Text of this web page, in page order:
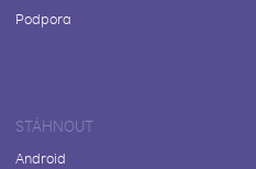
Podpora
STÁHNOUT
Android